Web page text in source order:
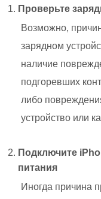
Проверьте
Возможно,
зарядном
наличие
подгоревших
либо
устройство или
Подключите
питания
Иногда причина